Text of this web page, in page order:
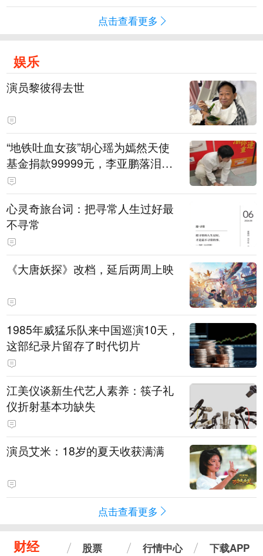
点击查看更多
娱乐
演员黎彼得去世
“地铁吐血女孩”胡心瑶为嫣然天使
基金捐款99999元，李亚鹏落泪感
谢：我个人向她捐赠99999元，也
向其病友之家捐赠99999元
心灵奇旅台词：把寻常人生过好最
不寻常
《大唐妖探》改档，延后两周上映
1985年威猛乐队来中国巡演10天，
这部纪录片留存了时代切片
江美仪谈新生代艺人素养：筷子礼
仪折射基本功缺失
演员艾米：18岁的夏天收获满满
点击查看更多
财经 股票 行情中心 下载APP